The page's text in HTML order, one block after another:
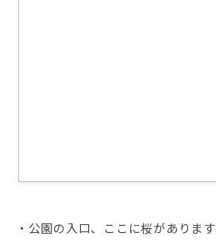
・公園の入口、ここに桜があります